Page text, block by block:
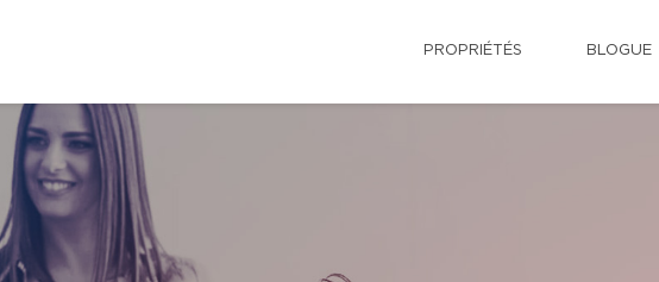
PROPRIÉTÉS BLOGUE